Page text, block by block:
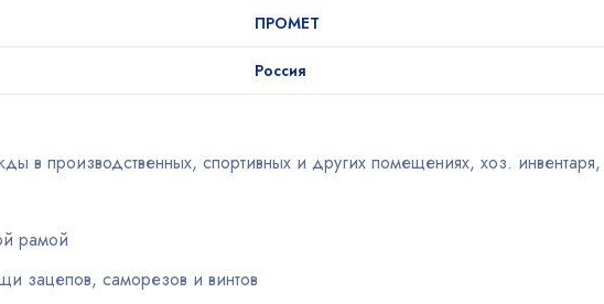
ПРОМЕТ
Россия
в производственных, спортивных и других помещениях, хоз.
рамой
зацепов, саморезов и винтов